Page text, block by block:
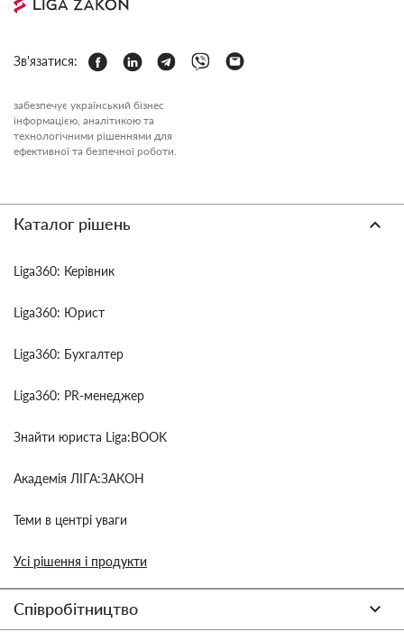
Зв'язатися:
забезпечує український бізнес
інформацією, аналітикою та
технологічними рішеннями для
ефективної та безпечної роботи.
Каталог рішень
Liga360: Керівник
Liga360: Юрист
Liga360: Бухгалтер
Liga360: PR-менеджер
Знайти юриста Liga:BOOK
Академія ЛІГА:ЗАКОН
Теми в центрі уваги
Усі рішення і продукти
Співробітництво